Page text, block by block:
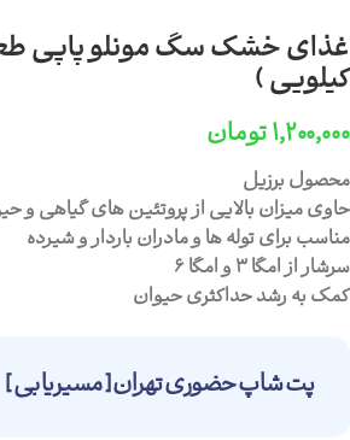
غذای خشک سگ مونلو پاپی
کیلویی )
۱,۲۰۰,۰۰۰تومان
محصول برزیل
حاوی میزان بالایی از پروتئین های گیاهی و
مناسب برای توله ها و مادران باردار و شیرده
سرشار از امگا ۳ و امگا ۶
کمک به رشد حداکثری حیوان
پت شاپ حضوری تهران [ مسیریابی ]